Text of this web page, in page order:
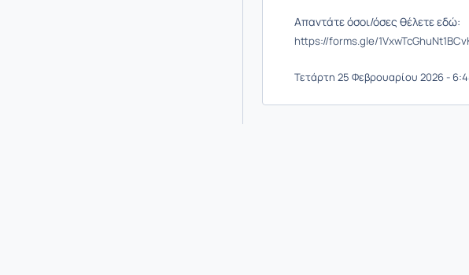
Απαντάτε όσοι/όσες θέλετε εδώ:
https://forms.gle/
Τετάρτη 25 Φεβρουαρίου 2026 -